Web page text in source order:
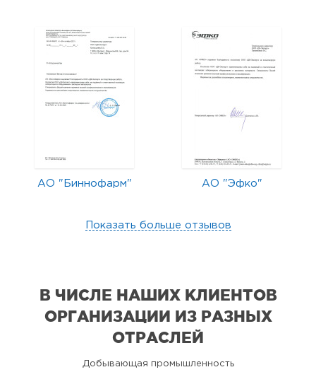
АО "Биннофарм" АО "Эфко"
Показать больше отзывов
В ЧИСЛЕ НАШИХ КЛИЕНТОВ
ОРГАНИЗАЦИИ ИЗ РАЗНЫХ
ОТРАСЛЕЙ
Добывающая промышленность